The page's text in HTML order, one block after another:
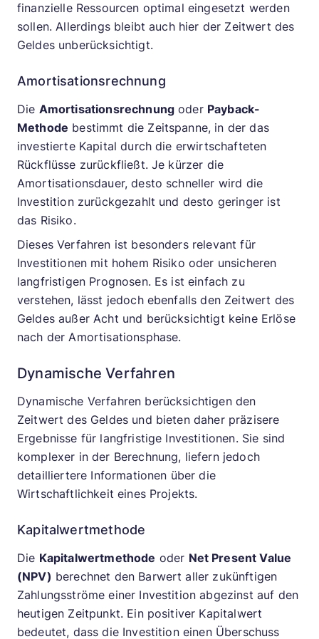
finanzielle Ressourcen optimal eingesetzt werden
sollen. Allerdings bleibt auch hier der Zeitwert des
Geldes unberücksichtigt.
Amortisationsrechnung
Die Amortisationsrechnung oder Payback-
Methode bestimmt die Zeitspanne, in der das
investierte Kapital durch die erwirtschafteten
Rückflüsse zurückfließt. Je kürzer die
Amortisationsdauer, desto schneller wird die
Investition zurückgezahlt und desto geringer ist
das Risiko.
Dieses Verfahren ist besonders relevant für
Investitionen mit hohem Risiko oder unsicheren
langfristigen Prognosen. Es ist einfach zu
verstehen, lässt jedoch ebenfalls den Zeitwert des
Geldes außer Acht und berücksichtigt keine Erlöse
nach der Amortisationsphase.
Dynamische Verfahren
Dynamische Verfahren berücksichtigen den
Zeitwert des Geldes und bieten daher präzisere
Ergebnisse für langfristige Investitionen. Sie sind
komplexer in der Berechnung, liefern jedoch
detailliertere Informationen über die
Wirtschaftlichkeit eines Projekts.
Kapitalwertmethode
Die Kapitalwertmethode oder Net Present Value
(NPV) berechnet den Barwert aller zukünftigen
Zahlungsströme einer Investition abgezinst auf den
heutigen Zeitpunkt. Ein positiver Kapitalwert
bedeutet, dass die Investition einen Überschuss